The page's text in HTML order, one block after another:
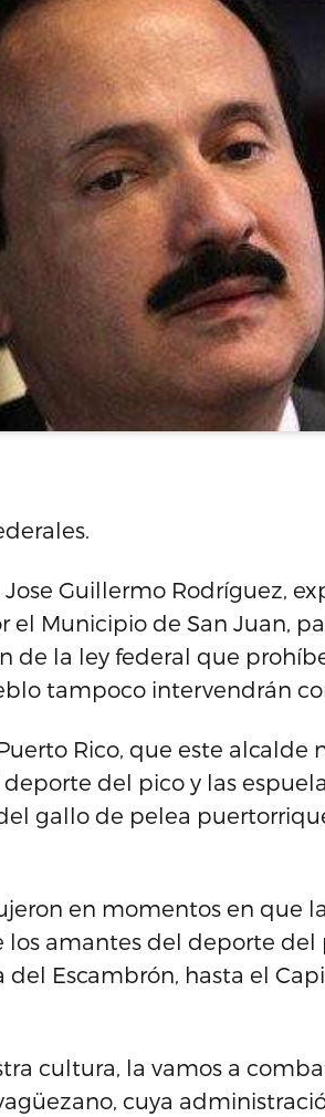
Guillermo Rodríguez,
Municipio de San Juan,
de la ley federal que
tampoco intervendrán
Rico, que este alcalde
del pico y las
gallo de pelea
en momentos en que
amantes del deporte del
del Escambrón, hasta el
cultura, la vamos a
cuya